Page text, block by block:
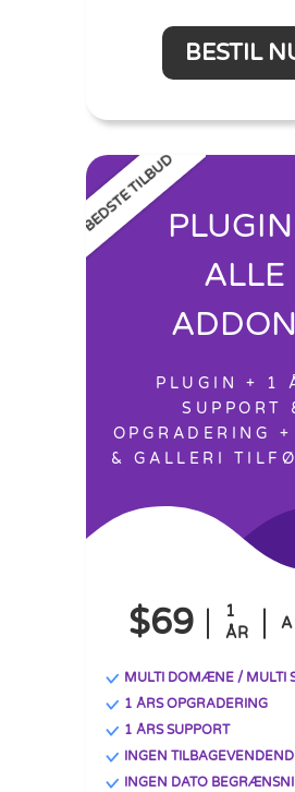
BESTIL
BEDSTE TILBUD
ALLE
PLUGIN + 1
SUPPORT
OPGRADERING +
& GALLERI
$69
1
ÅR
MULTI DOMÆNE / MULTI
1 ÅRS OPGRADERING
1 ÅRS SUPPORT
INGEN
INGEN DATO